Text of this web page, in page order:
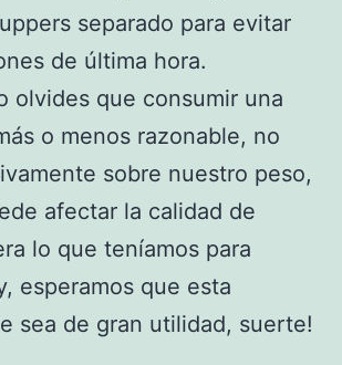
separado para evitar
de última hora.
olvides que consumir una
o menos razonable, no
sobre nuestro peso,
afectar la calidad de
lo que teníamos para
esperamos que esta
sea de gran utilidad, suerte!